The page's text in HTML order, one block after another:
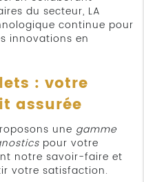
du secteur, LA
continue pour
innovations en
: votre
assurée
une gamme
pour votre
notre savoir-faire et
votre satisfaction.